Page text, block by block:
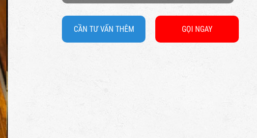
CẦN TƯ VẤN THÊM GỌI NGAY